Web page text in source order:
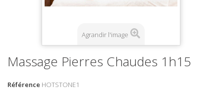
Agrandir l'image
Massage Pierres Chaudes 1h15
Référence HOTSTONE1